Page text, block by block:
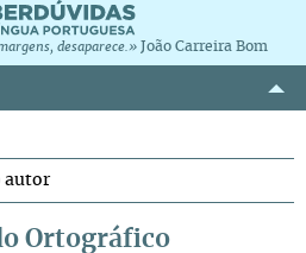
desaparece.» João Carreira Bom
autor
Ortográfico